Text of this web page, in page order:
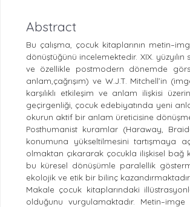
Abstract
Bu çalışma, çocuk kitaplarının
dönüştüğünü incelemektedir. XIX.
ve özellikle postmodern dönemde
anlam,çağrışım) ve W.J.T. Mitchell’in
karşılıklı etkileşim ve anlam ilişkisi
geçirgenliği, çocuk edebiyatında yeni
okurun aktif bir anlam üreticisine
Posthumanist kuramlar (Haraway,
konumuna yükseltilmesini tartışmaya
olmaktan çıkararak çocukla ilişkisel bağ
bu küresel dönüşümle paralellik
ekolojik ve etik bir bilinç kazandırmaktadır.
Makale çocuk kitaplarındaki
olduğunu vurgulamaktadır.